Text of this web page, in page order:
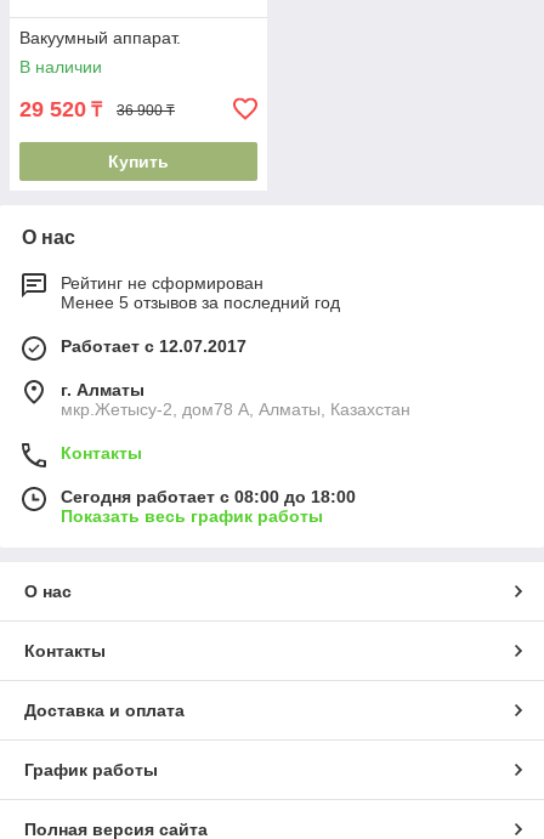
Вакуумный аппарат.
В наличии
29 520 ₸ 36 900 ₸
Купить
О нас
Рейтинг не сформирован
Менее 5 отзывов за последний год
Работает с 12.07.2017
г. Алматы
мкр.Жетысу-2, дом78 А, Алматы, Казахстан
Контакты
Сегодня работает с 08:00 до 18:00
Показать весь график работы
О нас
Контакты
Доставка и оплата
График работы
Полная версия сайта